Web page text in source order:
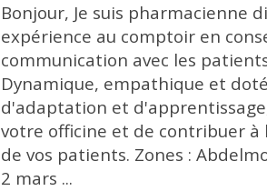
Bonjour, Je suis pharmacienne
expérience au comptoir en
communication avec les
Dynamique, empathique et
d'adaptation et
votre officine et de contribuer
de vos patients. Zones :
2 mars ...